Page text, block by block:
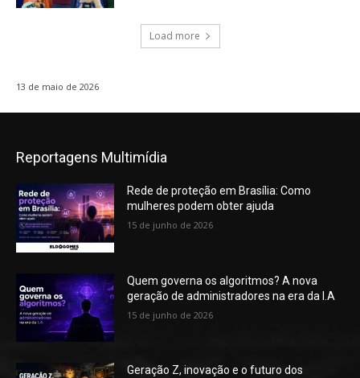
Load more
13 de maio de 2026
Reportagens Multimídia
Rede de proteção em Brasília: Como
mulheres podem obter ajuda
15 de junho de 2026
Quem governa os algoritmos? A nova
geração de administradores na era da I.A
15 de junho de 2026
Geração Z, inovação e o futuro dos